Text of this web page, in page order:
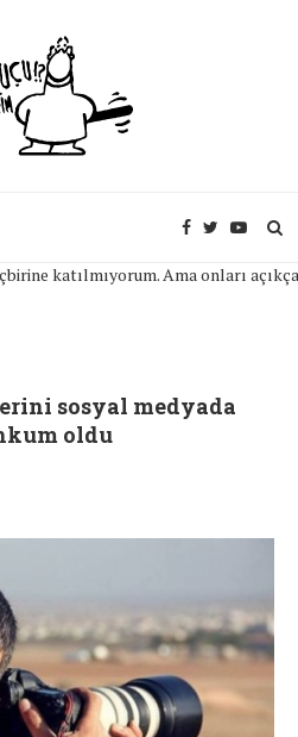
katılmıyorum. Ama onları açıkça
sosyal medyada
oldu